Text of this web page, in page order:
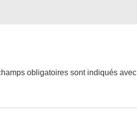
obligatoires sont indiqués avec